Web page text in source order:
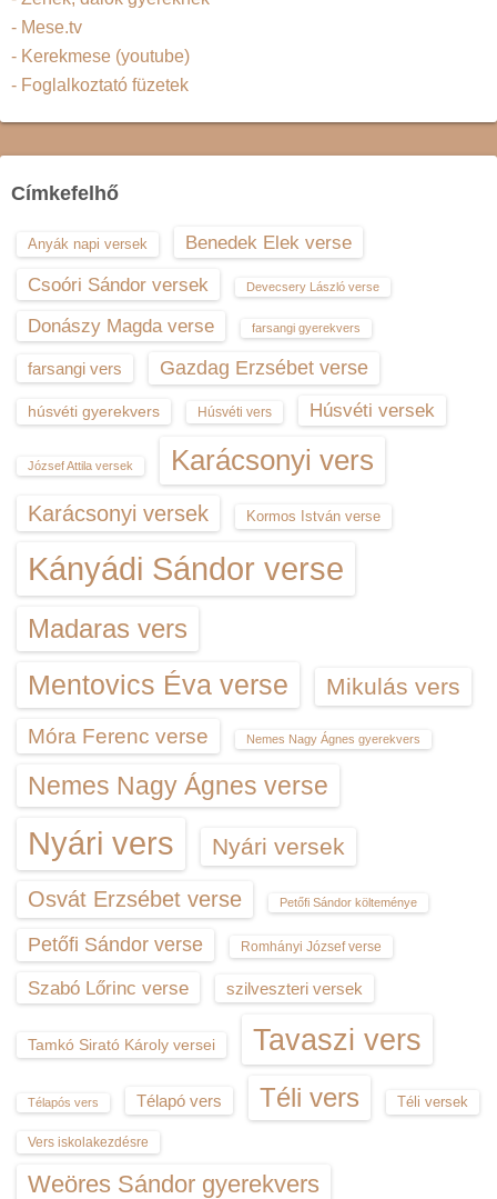
- Mese.tv
- Kerekmese (youtube)
- Foglalkoztató füzetek
Címkefelhő
Anyák napi versek
Benedek Elek verse
Csoóri Sándor versek
Devecsery László verse
Donászy Magda verse farsangi gyerekvers
farsangi vers Gazdag Erzsébet verse
húsvéti gyerekvers Húsvéti vers Húsvéti versek
József Attila versek Karácsonyi vers
Karácsonyi versek Kormos István verse
Kányádi Sándor verse
Madaras vers
Mentovics Éva verse Mikulás vers
Móra Ferenc verse Nemes Nagy Ágnes gyerekvers
Nemes Nagy Ágnes verse
Nyári vers Nyári versek
Osvát Erzsébet verse Petőfi Sándor költeménye
Petőfi Sándor verse Romhányi József verse
Szabó Lőrinc verse szilveszteri versek
Tamkó Sirató Károly versei Tavaszi vers
Télapós vers Télapó vers Téli vers Téli versek
Vers iskolakezdésre
Weöres Sándor gyerekvers